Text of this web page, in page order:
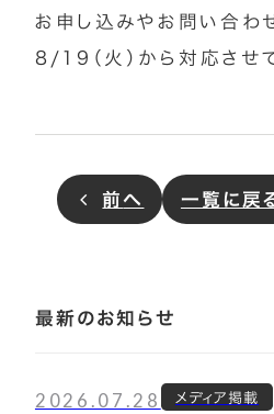
お申し込みやお問い合わ
8/19（火）から対応させ
前へ 一覧に戻
最新のお知らせ
2026.07.28 メディア掲載